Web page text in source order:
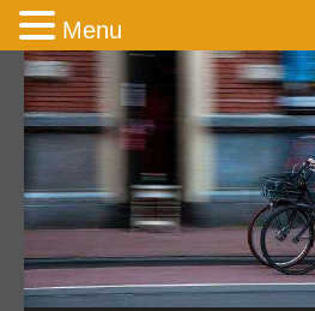
Menu